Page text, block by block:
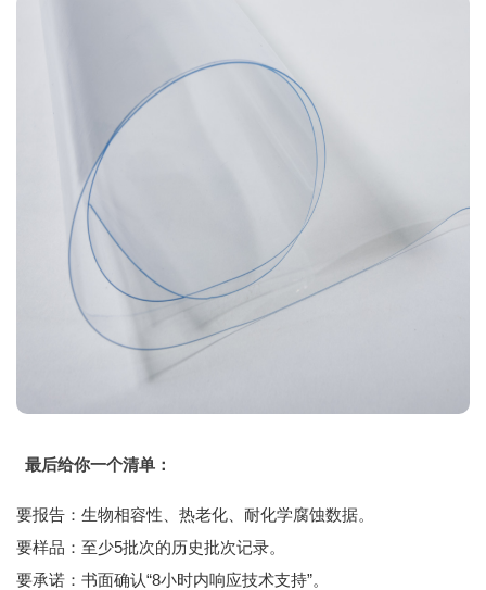
最后给你一个清单：
要报告：生物相容性、热老化、耐化学腐蚀数据。
要样品：至少5批次的历史批次记录。
要承诺：书面确认“8小时内响应技术支持”。